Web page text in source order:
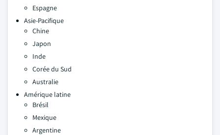
Espagne
Asie-Pacifique
Chine
Japon
Inde
Corée du Sud
Australie
Amérique latine
Brésil
Mexique
Argentine